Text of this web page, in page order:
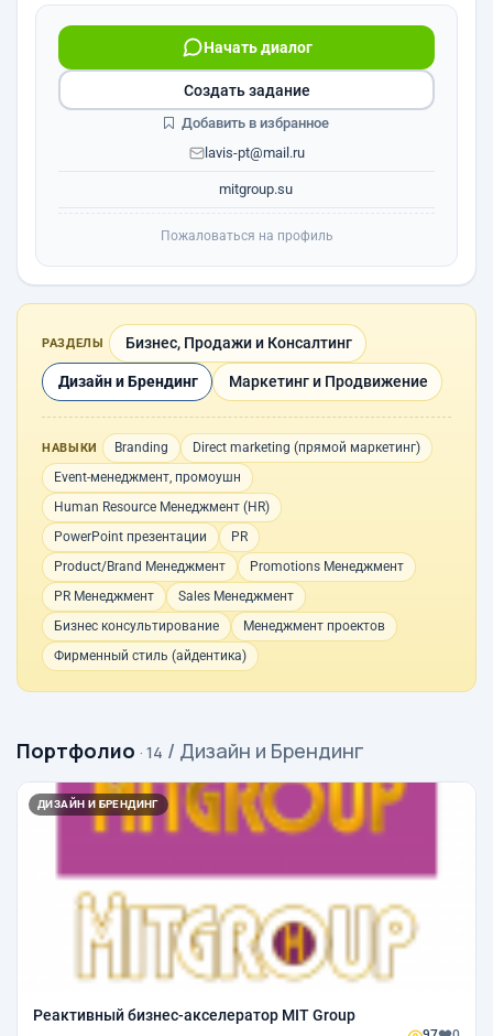
Начать диалог
lavis-pt@mail.ru
mitgroup.su
Создать задание
Добавить в избранное
Пожаловаться на профиль
РАЗДЕЛЫ Бизнес, Продажи и Консалтинг
Дизайн и Брендинг Маркетинг и Продвижение
НАВЫКИ Branding
Direct marketing (прямой маркетинг)
Event-менеджмент, промоушн
Human Resource Менеджмент (HR)
PowerPoint презентации
PR
Product/Brand Менеджмент
Promotions Менеджмент
PR Менеджмент
Sales Менеджмент
Бизнес консультирование
Менеджмент проектов
Фирменный стиль (айдентика)
Портфолио · 14 / Дизайн и Брендинг
ДИЗАЙН И БРЕНДИНГ
Реактивный бизнес-акселератор MIT Group